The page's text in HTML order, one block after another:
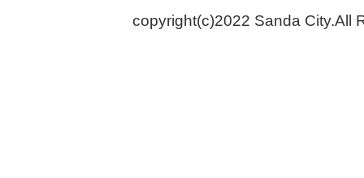
copyright(c)2022 Sanda City.All